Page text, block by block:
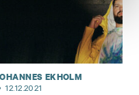
EKHOLM
12.12.2021